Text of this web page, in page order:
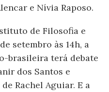
e Nívia Raposo.
de Filosofia e
setembro às 14h, a
brasileira terá debate
dos Santos e
Rachel Aguiar. E a